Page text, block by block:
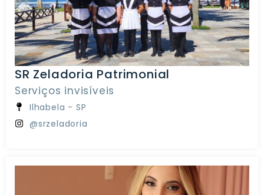
SR Zeladoria Patrimonial
Serviços invisíveis
Ilhabela - SP
@srzeladoria